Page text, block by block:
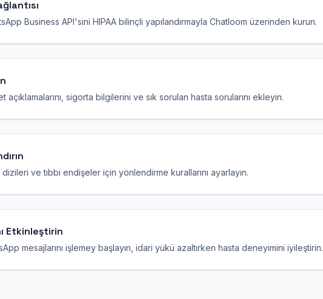
Business API'sini HIPAA bilinçli yapılandırmayla Chatloom üzerinden kurun.
açıklamalarını, sigorta bilgilerini ve sık sorulan hasta sorularını ekleyin.
dizileri ve tıbbi endişeler için yönlendirme kurallarını ayarlayın.
Etkinleştirin
mesajlarını işlemey başlayın, idari yükü azaltırken hasta deneyimini iyileştirin.